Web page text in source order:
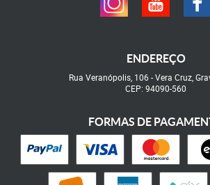
ENDEREÇO
Rua Veranópolis, 106 -Vera Cruz,
CEP: 94090-560
FORMAS DE